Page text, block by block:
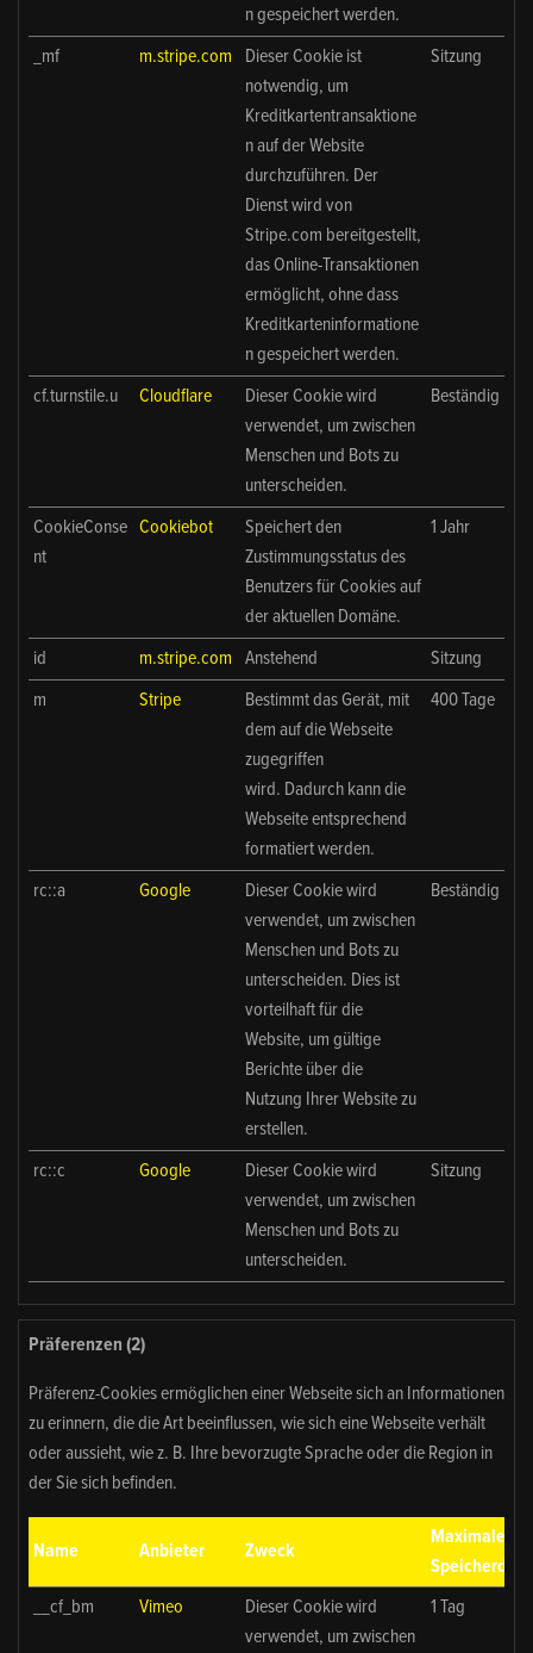
n gespeichert werden.
_mf m.stripe.com
Dieser Cookie ist
notwendig, um
Kreditkartentransaktione
n auf der Website
durchzuführen. Der
Dienst wird von
Stripe.com bereitgestellt,
das Online-Transaktionen
ermöglicht, ohne dass
Kreditkarteninformatione
n gespeichert werden.
Sitzung
cf.turnstile.u Cloudflare
Dieser Cookie wird
verwendet, um zwischen
Menschen und Bots zu
unterscheiden.
Beständig
CookieConse
nt
Cookiebot
Speichert den
Zustimmungsstatus des
Benutzers für Cookies auf
der aktuellen Domäne.
1 Jahr
id m.stripe.com Anstehend
Sitzung
m
Stripe
Bestimmt das Gerät, mit
dem auf die Webseite
zugegriffen
wird. Dadurch kann die
Webseite entsprechend
formatiert werden.
400 Tage
rc::a Google
Dieser Cookie wird
verwendet, um zwischen
Menschen und Bots zu
unterscheiden. Dies ist
vorteilhaft für die
Website, um gültige
Berichte über die
Nutzung Ihrer Website zu
erstellen.
Beständig
rc::c Google
Dieser Cookie wird
verwendet, um zwischen
Menschen und Bots zu
unterscheiden.
Sitzung
Präferenzen (2)
Präferenz-Cookies ermöglichen einer Webseite sich an Informationen
zu erinnern, die die Art beeinflussen, wie sich eine Webseite verhält
oder aussieht, wie z. B. Ihre bevorzugte Sprache oder die Region in
der Sie sich befinden.
Name Anbieter Zweck
Maximale
__cf_bm
Vimeo
Dieser Cookie wird
verwendet, um zwischen
1 Tag